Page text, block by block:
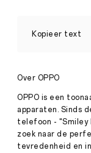
Kopieer text
Over OPPO
OPPO is een
apparaten. Sinds
telefoon - "Smiley
zoek naar de
tevredenheid en